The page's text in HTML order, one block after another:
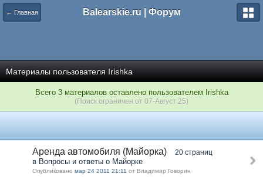
← Главная Balearskie.ru | Форум
Материалы пользователя Irishka
Всего 3 материалов оставлено пользователем Irishka
(Поиск ограничен от 07-Август 25)
Аренда автомобиля (Майорка) 20 страниц
в Вопросы и ответы о Майорке
Опубликовано мар 24 2011 21:11 от Владимир Говорин